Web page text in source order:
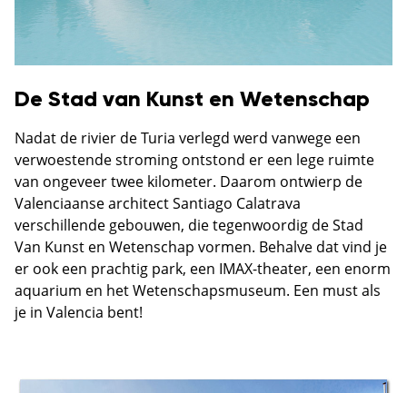
De Stad van Kunst en Wetenschap
Nadat de rivier de Turia verlegd werd vanwege een
verwoestende stroming ontstond er een lege ruimte
van ongeveer twee kilometer. Daarom ontwierp de
Valenciaanse architect Santiago Calatrava
verschillende gebouwen, die tegenwoordig de Stad
Van Kunst en Wetenschap vormen. Behalve dat vind je
er ook een prachtig park, een IMAX-theater, een enorm
aquarium en het Wetenschapsmuseum. Een must als
je in Valencia bent!